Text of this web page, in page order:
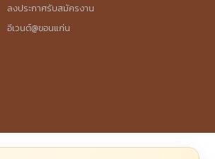
ลงประกาศรับสมัครงาน
อีเวนต์@ขอนแก่น